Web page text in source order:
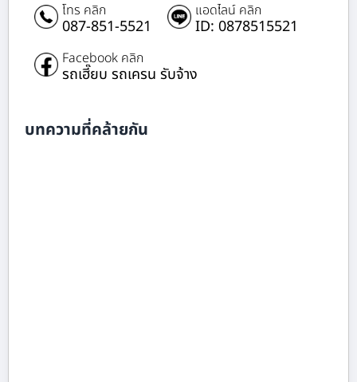
โทร คลิก
087-851-5521
แอดไลน์ คลิก
ID: 0878515521
Facebook คลิก
รถเฮี๊ยบ รถเครน รับจ้าง
บทความที่คล้ายกัน